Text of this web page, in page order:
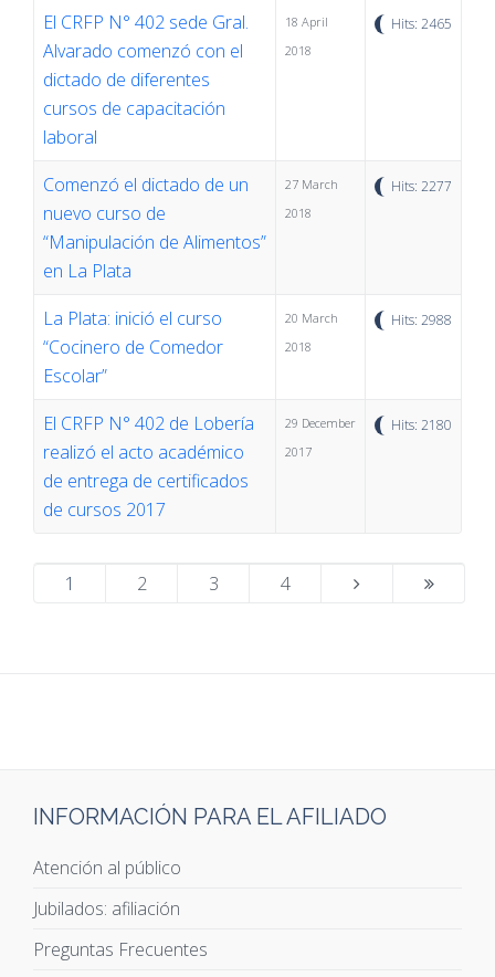
El CRFP N° 402 sede Gral.
Alvarado comenzó con el
dictado de diferentes
cursos de capacitación
laboral
18 April
2018
Hits: 2465
Comenzó el dictado de un
nuevo curso de
“Manipulación de Alimentos”
en La Plata
27 March
2018
Hits: 2277
La Plata: inició el curso
“Cocinero de Comedor
Escolar”
20 March
2018
Hits: 2988
El CRFP N° 402 de Lobería
realizó el acto académico
de entrega de certificados
de cursos 2017
29 December
2017
Hits: 2180
1 2 3 4
INFORMACIÓN PARA EL AFILIADO
Atención al público
Jubilados: afiliación
Preguntas Frecuentes